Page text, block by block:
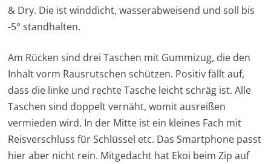
& Dry. Die ist winddicht, wasserabweisend und soll bis
-5° standhalten.
Am Rücken sind drei Taschen mit Gummizug, die den
Inhalt vorm Rausrutschen schützen. Positiv fällt auf,
dass die linke und rechte Tasche leicht schräg ist. Alle
Taschen sind doppelt vernäht, womit ausreißen
vermieden wird. In der Mitte ist ein kleines Fach mit
Reisverschluss für Schlüssel etc. Das Smartphone passt
hier aber nicht rein. Mitgedacht hat Ekoi beim Zip auf